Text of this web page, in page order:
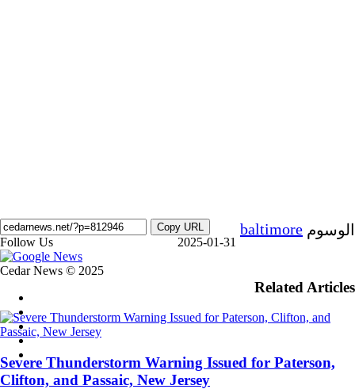
الوسوم baltimore
Copy URL
2025-01-31 فيسبوك
‫X
لينكدإن
ماسنجر
ماسنجر
واتساب
تيلقرام
مشاركة
عبر
البريد
Follow Us
فيسبوك
‫X
لينكدإن
ماسنجر
ماسنجر
واتساب
تيلقرام
مشاركة
البريد
Related Articles
Severe Thunderstorm Warning Issued for Paterson,
Clifton, and Passaic, New Jersey
Cedar News © 2025
‫YouTube
‫TikTok
واتساب
زر